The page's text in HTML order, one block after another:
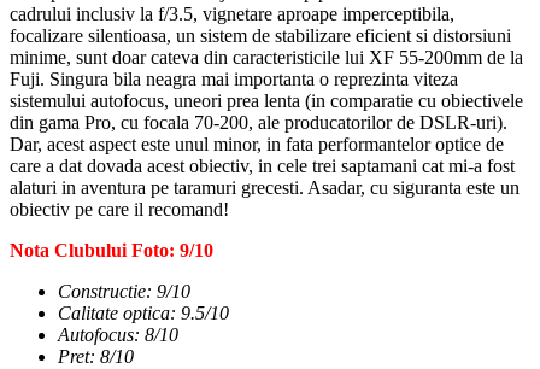
cadrului inclusiv la f/3.5, vignetare aproape imperceptibila,
focalizare silentioasa, un sistem de stabilizare eficient si distorsiuni
minime, sunt doar cateva din caracteristicile lui XF 55-200mm de la
Fuji. Singura bila neagra mai importanta o reprezinta viteza
sistemului autofocus, uneori prea lenta (in comparatie cu obiectivele
din gama Pro, cu focala 70-200, ale producatorilor de DSLR-uri).
Dar, acest aspect este unul minor, in fata performantelor optice de
care a dat dovada acest obiectiv, in cele trei saptamani cat mi-a fost
alaturi in aventura pe taramuri grecesti. Asadar, cu siguranta este un
obiectiv pe care il recomand!
Nota Clubului Foto: 9/10
Constructie: 9/10
Calitate optica: 9.5/10
Autofocus: 8/10
Pret: 8/10